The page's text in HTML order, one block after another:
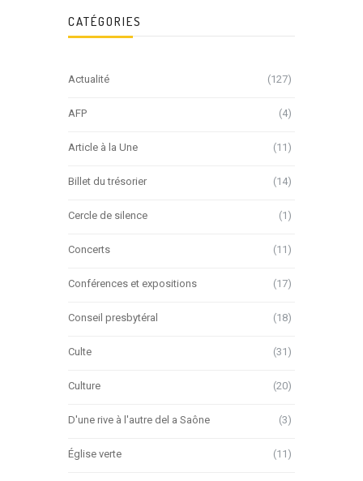
CATÉGORIES
Actualité (127)
AFP (4)
Article à la Une (11)
Billet du trésorier (14)
Cercle de silence (1)
Concerts (11)
Conférences et expositions (17)
Conseil presbytéral (18)
Culte (31)
Culture (20)
D'une rive à l'autre del a Saône (3)
Église verte (11)